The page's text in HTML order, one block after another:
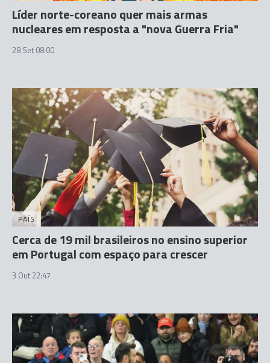
Líder norte-coreano quer mais armas
nucleares em resposta a "nova Guerra Fria"
28 Set 08:00
PAÍS
Cerca de 19 mil brasileiros no ensino superior
em Portugal com espaço para crescer
3 Out 22:47